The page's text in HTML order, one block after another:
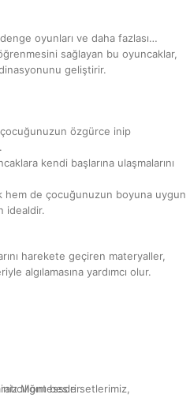
oyunları ve daha fazlası…
sağlayan bu oyuncaklar,
geliştirir.
çocuğunuzun özgürce inip
kendi başlarına ulaşmalarını
hem de çocuğunuzun boyuna uygun
idealdir.
harekete geçiren materyaller,
algılamasına yardımcı olur.
gücünü ve yaratıcılığını besler.